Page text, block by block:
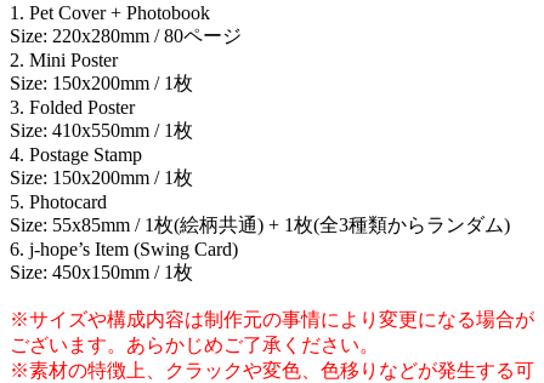
1. Pet Cover + Photobook
Size: 220x280mm / 80ページ
2. Mini Poster
Size: 150x200mm / 1枚
3. Folded Poster
Size: 410x550mm / 1枚
4. Postage Stamp
Size: 150x200mm / 1枚
5. Photocard
Size: 55x85mm / 1枚(絵柄共通) + 1枚(全3種類からランダム)
6. j-hope’s Item (Swing Card)
Size: 450x150mm / 1枚
※サイズや構成内容は制作元の事情により変更になる場合が
ございます。あらかじめご了承ください。
※素材の特徴上、クラックや変色、色移りなどが発生する可